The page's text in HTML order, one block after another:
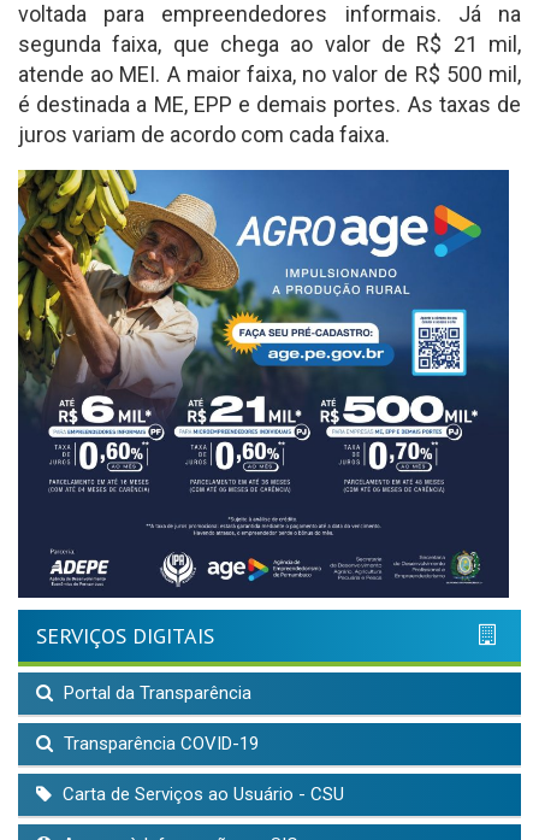
voltada para empreendedores informais. Já na
segunda faixa, que chega ao valor de R$ 21 mil,
atende ao MEI. A maior faixa, no valor de R$ 500 mil,
é destinada a ME, EPP e demais portes. As taxas de
juros variam de acordo com cada faixa.
SERVIÇOS DIGITAIS
Portal da Transparência
Transparência COVID-19
Carta de Serviços ao Usuário - CSU